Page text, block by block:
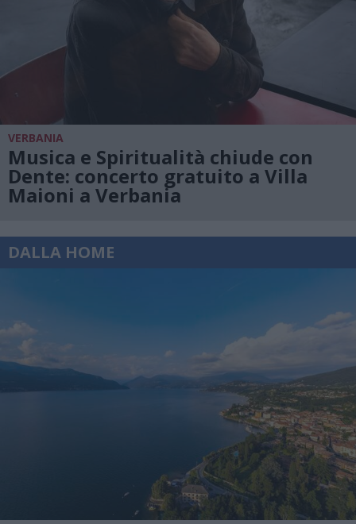
VERBANIA
Musica e Spiritualità chiude con
Dente: concerto gratuito a Villa
Maioni a Verbania
DALLA HOME